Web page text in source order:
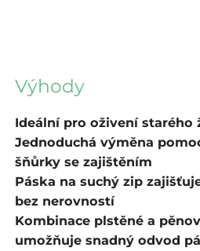
Výhody
Ideální pro oživení starého
Jednoduchá výměna
šňůrky se zajištěním
Páska na suchý zip
bez nerovností
Kombinace plstěné a
umožňuje snadný odvod